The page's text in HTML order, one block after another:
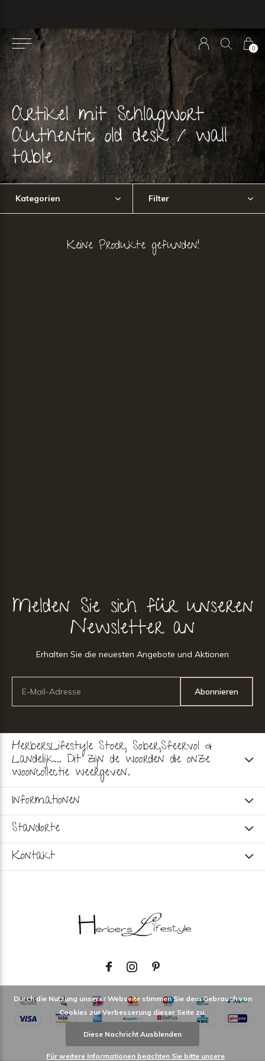
0
Artikel mit Schlagwort
Authentic old desk / wall
table
Kategorien Filter
Keine Produkte gefunden!
Melden Sie sich für unseren
Newsletter an
Erhalten Sie die neuesten Angebote und Aktionen
Abonnieren
HerbersLifestyle Stoer, Sober,Sfeervol &
Landelijk... Dit zijn de woorden die onze
wooncollectie weergeven.
Informationen
Standorte
Kontakt
Durch die Nutzung unserer Webseite stimmen Sie dem Gebrauch von
Cookies zur Verbesserung dieser Seite zu.
Diese Nachricht Ausblenden
Für weitere Informationen beachten Sie bitte unsere